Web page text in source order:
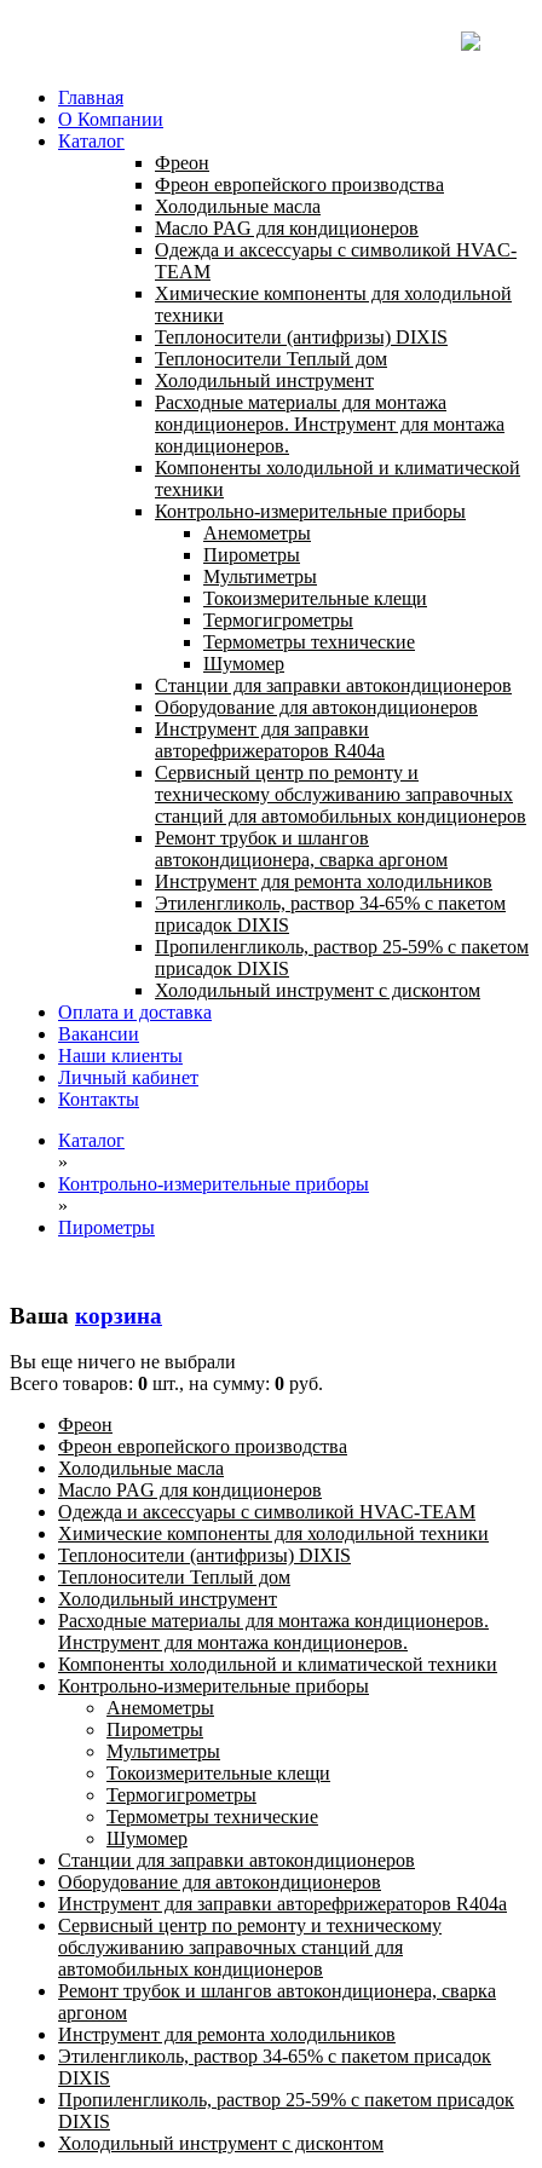
Главная
О Компании
Каталог
Фреон
Фреон европейского производства
Холодильные масла
Масло PAG для кондиционеров
Одежда и аксессуары с символикой HVAC-
TEAM
Химические компоненты для холодильной
техники
Теплоносители (антифризы) DIXIS
Теплоносители Теплый дом
Холодильный инструмент
Расходные материалы для монтажа
кондиционеров. Инструмент для монтажа
кондиционеров.
Компоненты холодильной и климатической
техники
Контрольно-измерительные приборы
Анемометры
Пирометры
Мультиметры
Токоизмерительные клещи
Термогигрометры
Термометры технические
Шумомер
Станции для заправки автокондиционеров
Оборудование для автокондиционеров
Инструмент для заправки
авторефрижераторов R404a
Сервисный центр по ремонту и
техническому обслуживанию заправочных
станций для автомобильных кондиционеров
Ремонт трубок и шлангов
автокондиционера, сварка аргоном
Инструмент для ремонта холодильников
Этиленгликоль, раствор 34-65% с пакетом
присадок DIXIS
Пропиленгликоль, раствор 25-59% с пакетом
присадок DIXIS
Холодильный инструмент с дисконтом
Оплата и доставка
Вакансии
Наши клиенты
Личный кабинет
Контакты
Каталог
»
Контрольно-измерительные приборы
»
Пирометры
Ваша корзина
Вы еще ничего не выбрали
Всего товаров: 0 шт., на сумму: 0 руб.
Фреон
Фреон европейского производства
Холодильные масла
Масло PAG для кондиционеров
Одежда и аксессуары с символикой HVAC-TEAM
Химические компоненты для холодильной техники
Теплоносители (антифризы) DIXIS
Теплоносители Теплый дом
Холодильный инструмент
Расходные материалы для монтажа кондиционеров.
Инструмент для монтажа кондиционеров.
Компоненты холодильной и климатической техники
Контрольно-измерительные приборы
Анемометры
Пирометры
Мультиметры
Токоизмерительные клещи
Термогигрометры
Термометры технические
Шумомер
Станции для заправки автокондиционеров
Оборудование для автокондиционеров
Инструмент для заправки авторефрижераторов R404a
Сервисный центр по ремонту и техническому
обслуживанию заправочных станций для
автомобильных кондиционеров
Ремонт трубок и шлангов автокондиционера, сварка
аргоном
Инструмент для ремонта холодильников
Этиленгликоль, раствор 34-65% с пакетом присадок
DIXIS
Пропиленгликоль, раствор 25-59% с пакетом присадок
DIXIS
Холодильный инструмент с дисконтом